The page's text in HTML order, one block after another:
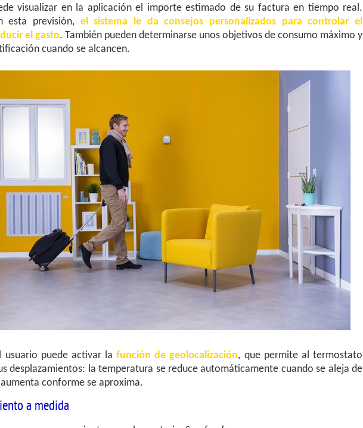
visualizar en la aplicación el importe estimado de su factura en tiempo real.
esta previsión, el sistema le da consejos personalizados para controlar el
el gasto. También pueden determinarse unos objetivos de consumo máximo y
cuando se alcancen.
usuario puede activar lafunción de geolocalización, que permite al termostato
desplazamientos: la temperatura se reduce automáticamente cuando se aleja de
conforme se aproxima.
a medida